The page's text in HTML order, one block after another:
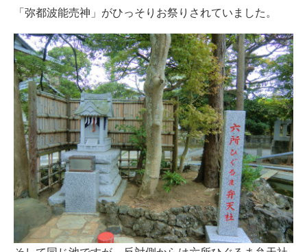
「弥都波能売神」がひっそりお祭りされていました。